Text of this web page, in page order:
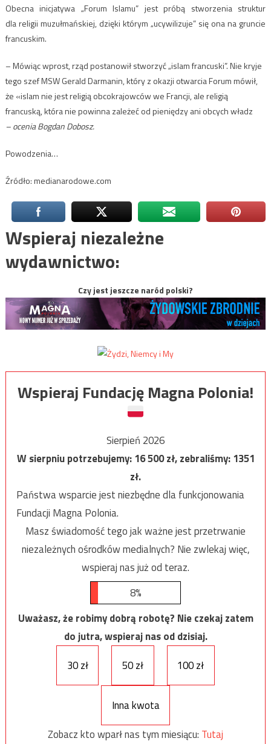
Obecna inicjatywa „Forum Islamu” jest próbą stworzenia struktur
dla religii muzułmańskiej, dzięki którym „ucywilizuje” się ona na gruncie
francuskim.
– Mówiąc wprost, rząd postanowił stworzyć „islam francuski”. Nie kryje
tego szef MSW Gerald Darmanin, który z okazji otwarcia Forum mówił,
że «islam nie jest religią obcokrajowców we Francji, ale religią
francuską, która nie powinna zależeć od pieniędzy ani obcych władz
– ocenia Bogdan Dobosz.
Powodzenia…
Źródło: medianarodowe.com
Wspieraj niezależne
wydawnictwo:
Czy jest jeszcze naród polski?
Wspieraj Fundację Magna Polonia!
Sierpień 2026
W sierpniu potrzebujemy:16 500zł, zebraliśmy:1351
zł.
Państwa wsparcie jest niezbędne dla funkcjonowania
Fundacji Magna Polonia.
Masz świadomość tego jak ważne jest przetrwanie
niezależnych ośrodków medialnych? Nie zwlekaj więc,
wspieraj nas już od teraz.
8%
Uważasz, że robimy dobrą robotę? Nie czekaj zatem
do jutra, wspieraj nas od dzisiaj.
30 zł
50 zł 100 zł
Inna kwota
Zobacz kto wparł nas tym miesiącu: Tutaj